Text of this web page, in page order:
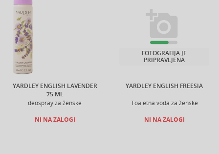
YARDLEY ENGLISH LAVENDER
75 ML
deospray za ženske
NI NA ZALOGI
YARDLEY ENGLISH FREESIA
Toaletna voda za ženske
FOTOGRAFIJA JE
PRIPRAVLJENA
NI NA ZALOGI